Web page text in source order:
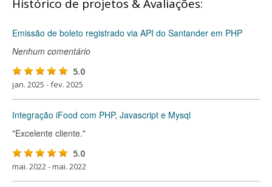
Histórico de projetos & Avaliações:
Emissão de boleto registrado via API do Santander em PHP
Nenhum comentário
5.0
jan. 2025 - fev. 2025
Integração iFood com PHP, Javascript e Mysql
"Excelente cliente."
5.0
mai. 2022 - mai. 2022